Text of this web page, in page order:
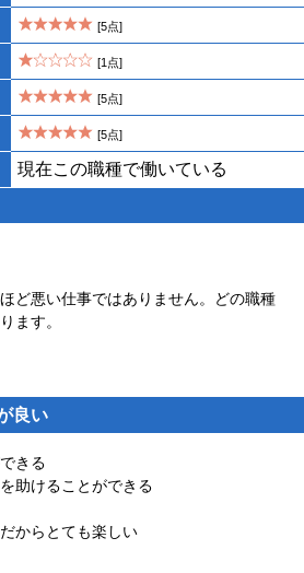
[5点]
[1点]
[5点]
[5点]
現在この職種で働いている
ど悪い仕事ではありません。どの職種
ます。
良い
きる
助けることができる
からとても楽しい